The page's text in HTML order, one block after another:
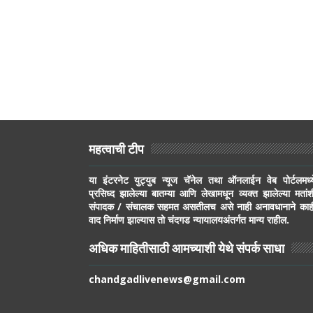
महत्वाची टीप
या इंटरनेट युट्युब न्यूज चॅनेल तथा ऑनलाईन वेब
प्रसिध्द झालेल्या बातम्या आणि लेखामधून व्यक्त झालेल्या
संपादक / संचालक सहमत असतीलच असे नाही अनावधानाने
वाद निर्माण झाल्यास तो चंदगड न्यायालयअंतर्गत मान्य राहील.
अधिक माहितीसाठी आमच्याशी येथे संपर्क साधा
chandgadlivenews@gmail.com